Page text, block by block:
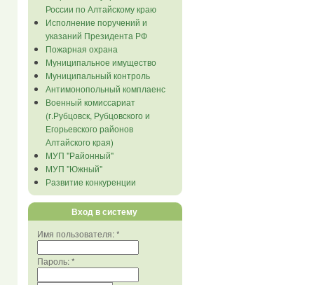
России по Алтайскому краю
Исполнение поручений и
указаний Президента РФ
Пожарная охрана
Муниципальное имущество
Муниципальный контроль
Антимонопольный комплаенс
Военный комиссариат
(г.Рубцовск, Рубцовского и
Егорьевского районов
Алтайского края)
МУП "Районный"
МУП "Южный"
Развитие конкуренции
Вход в систему
Имя пользователя:*
Пароль:*